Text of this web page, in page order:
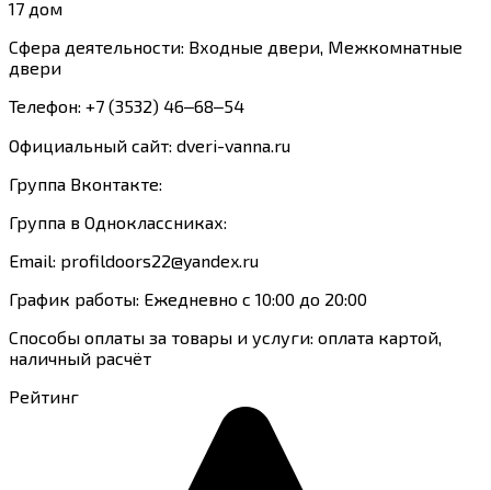
17 дом
Сфера деятельности: Входные двери, Межкомнатные
двери
Телефон: +7 (3532) 46‒68‒54
Официальный сайт: dveri-vanna.ru
Группа Вконтакте:
Группа в Одноклассниках:
Email: profildoors22@yandex.ru
График работы: Ежедневно с 10:00 до 20:00
Способы оплаты за товары и услуги: оплата картой,
наличный расчёт
Рейтинг